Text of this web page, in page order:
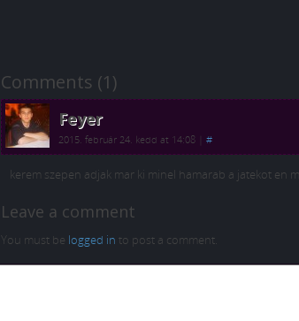
Comments (1)
Feyer
2015. február 24. kedd at 14:08 #
kerem szepen adjak mar ki minel hamarab a jatekot en
Leave a comment
You must be logged in to post a comment.